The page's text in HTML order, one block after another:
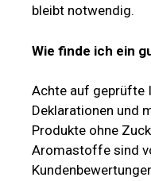
bleibt notwendig.
Wie finde ich ein
Achte auf geprüfte
Deklarationen und
Produkte ohne
Aromastoffe sind